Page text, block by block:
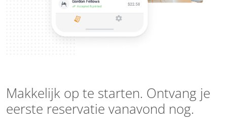
Makkelijk op te starten. Ontvang je
eerste reservatie vanavond nog.